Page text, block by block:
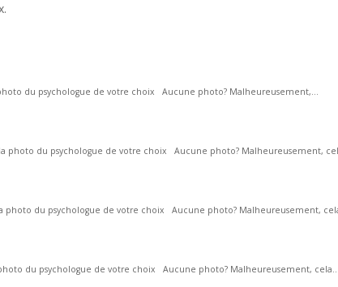
du psychologue de votre choix Aucune photo? Malheureusement,...
photo du psychologue de votre choix Aucune photo? Malheureusement,
photo du psychologue de votre choix Aucune photo? Malheureusement,
du psychologue de votre choix Aucune photo? Malheureusement, cela...